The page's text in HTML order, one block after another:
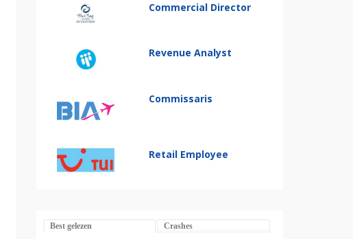
Commercial Director
Revenue Analyst
Commissaris
Retail Employee
Best gelezen Crashes